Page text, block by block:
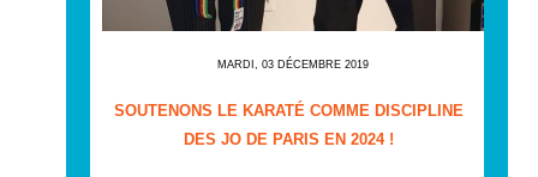
MARDI, 03 DÉCEMBRE 2019
SOUTENONS LE KARATÉ COMME DISCIPLINE
DES JO DE PARIS EN 2024 !